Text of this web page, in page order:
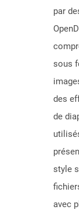
par
sous
des
de
style
avec